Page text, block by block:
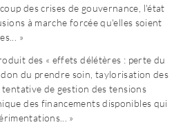
des crises de gouvernance, l'état
à marche forcée qu'elles soient
»
des « effets délétères : perte du
du prendre soin, taylorisation des
de gestion des tensions
des financements disponibles qui
»